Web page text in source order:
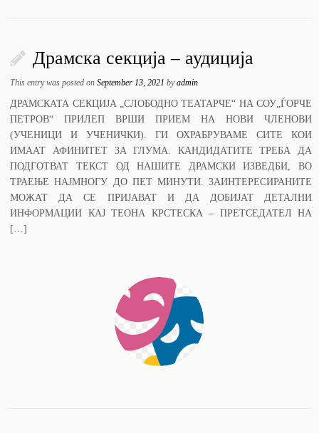
Драмска секција – аудиција
This entry was posted onSeptember 13, 2021 byadmin
ДРАМСКАТА СЕКЦИЈА „СЛОБОДНО ТЕАТАРЧЕ“ НА СОУ„ЃОРЧЕ
ПЕТРОВ“ ПРИЛЕП ВРШИ ПРИЕМ НА НОВИ ЧЛЕНОВИ
(УЧЕНИЦИ И УЧЕНИЧКИ). ГИ ОХРАБРУВАМЕ СИТЕ КОИ
ИМААТ АФИНИТЕТ ЗА ГЛУМА. КАНДИДАТИТЕ ТРЕБА ДА
ПОДГОТВАТ ТЕКСТ ОД НАШИТЕ ДРАМСКИ ИЗВЕДБИ, ВО
ТРАЕЊЕ НАЈМНОГУ ДО ПЕТ МИНУТИ. ЗАИНТЕРЕСИРАНИТЕ
МОЖАТ ДА СЕ ПРИЈАВАТ И ДА ДОБИЈАТ ДЕТАЛНИ
ИНФОРМАЦИИ КАЈ ТЕОНА КРСТЕСКА – ПРЕТСЕДАТЕЛ НА
[…]